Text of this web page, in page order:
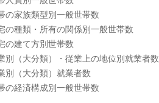
の家族類型別一般世帯数
の種類・所有の関係別一般世帯数
の建て方別世帯数
別（大分類）・従業上の地位別就業者数
別（大分類）就業者数
の経済構成別一般世帯数